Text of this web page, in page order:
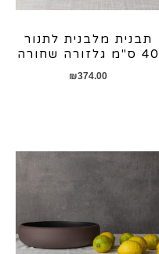
תבנית מלבנית לתנור
40 ס"מ גלזורה שחורה
₪374.00